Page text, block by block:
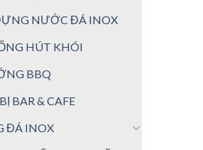
NƯỚC ĐÁ INOX
HÚT KHÓI
BBQ
BAR & CAFE
ĐÁ INOX